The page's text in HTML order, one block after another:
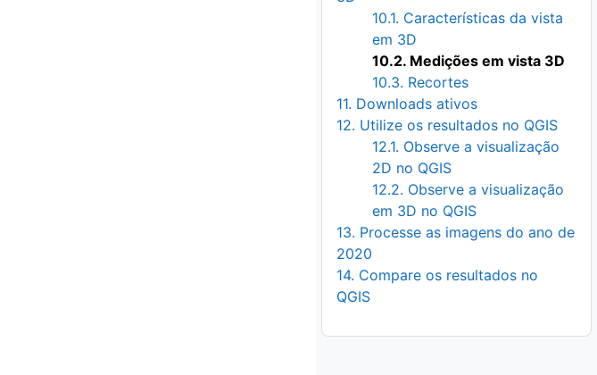
10.1. Características da vista
em 3D
10.2. Medições em vista 3D
10.3. Recortes
11. Downloads ativos
12. Utilize os resultados no QGIS
12.1. Observe a visualização
2D no QGIS
12.2. Observe a visualização
em 3D no QGIS
13. Processe as imagens do ano de
2020
14. Compare os resultados no
QGIS